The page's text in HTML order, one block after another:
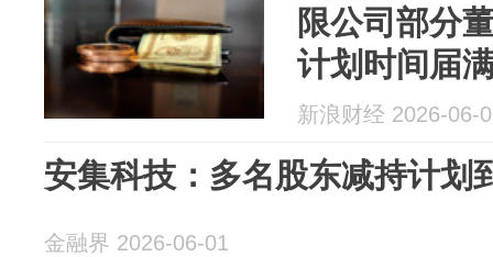
限公司部分
计划时间届
果公告
新浪财经 2026-06-
安集科技：多名股东减持计划
金融界 2026-06-01